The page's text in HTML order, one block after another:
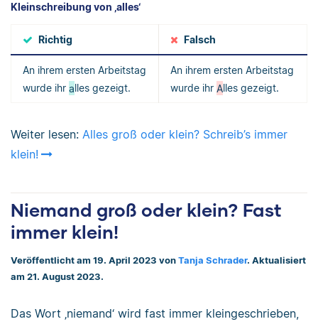
Kleinschreibung von ‚alles‘
Richtig Falsch
An ihrem ersten Arbeitstag
wurde ihr alles gezeigt.
An ihrem ersten Arbeitstag
wurde ihr Alles gezeigt.
Weiter lesen: Alles groß oder klein? Schreib’s immer
klein!
Niemand groß oder klein? Fast
immer klein!
Veröffentlicht am 19. April 2023 von Tanja Schrader. Aktualisiert
am 21. August 2023.
Das Wort ‚niemand‘ wird fast immer kleingeschrieben,